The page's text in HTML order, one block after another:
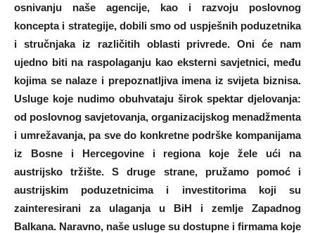
osnivanju naše agencije, kao i razvoju poslovnog
koncepta i strategije, dobili smo od uspješnih poduzetnika
i stručnjaka iz različitih oblasti privrede. Oni će nam
ujedno biti na raspolaganju kao eksterni savjetnici, među
kojima se nalaze i prepoznatljiva imena iz svijeta biznisa.
Usluge koje nudimo obuhvataju širok spektar djelovanja:
od poslovnog savjetovanja, organizacijskog menadžmenta
i umrežavanja, pa sve do konkretne podrške kompanijama
iz Bosne i Hercegovine i regiona koje žele ući na
austrijsko tržište. S druge strane, pružamo pomoć i
austrijskim poduzetnicima i investitorima koji su
zainteresirani za ulaganja u BiH i zemlje Zapadnog
Balkana. Naravno, naše usluge su dostupne i firmama koje